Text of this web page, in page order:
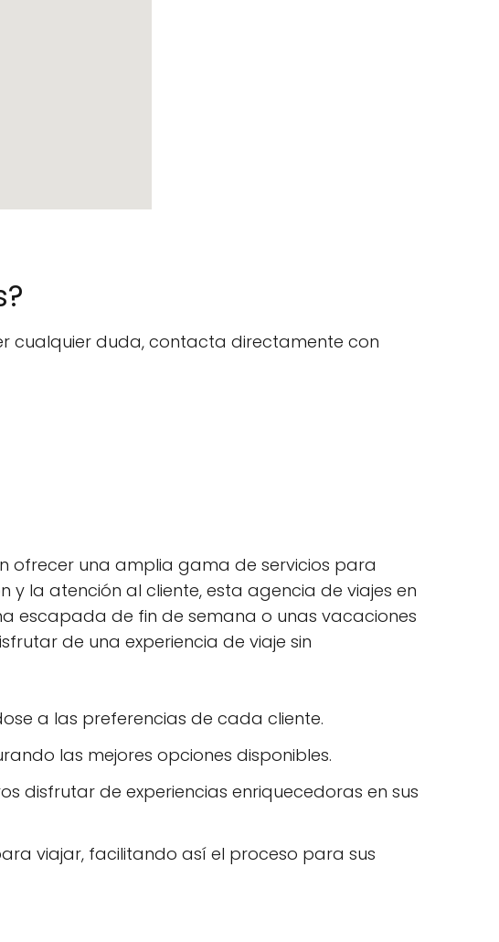
cualquier duda, contacta directamente con
ofrecer una amplia gama de servicios para
y la atención al cliente, esta agencia de viajes en
escapada de fin de semana o unas vacaciones
de una experiencia de viaje sin
a las preferencias de cada cliente.
las mejores opciones disponibles.
disfrutar de experiencias enriquecedoras en sus
viajar, facilitando así el proceso para sus